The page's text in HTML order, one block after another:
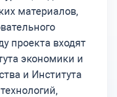
материалов,
проекта входят
экономики и
и Института